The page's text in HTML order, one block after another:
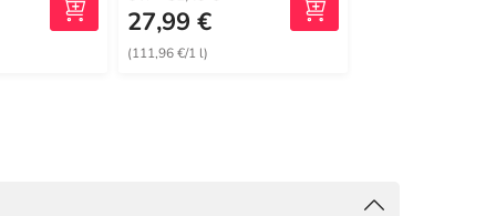
27,99 €
(111,96 €/1 l)